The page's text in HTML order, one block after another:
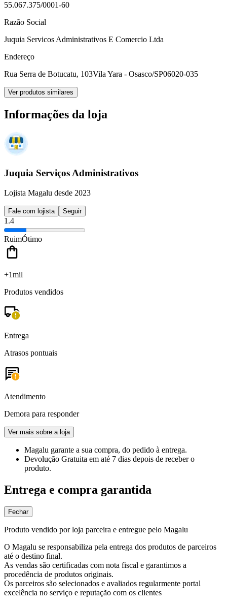
55.067.375/0001-60
Razão Social
Juquia Servicos Administrativos E Comercio Ltda
Endereço
Rua Serra de Botucatu, 103Vila Yara - Osasco/SP06020-035
Ver produtos similares
Informações da loja
Juquia Serviços Administrativos
Lojista Magalu desde 2023
Fale com lojista Seguir
1.4
RuimÓtimo
+1mil
Produtos vendidos
Entrega
Atrasos pontuais
Atendimento
Demora para responder
Ver mais sobre a loja
Magalu garante a sua compra, do pedido à entrega.
Devolução Gratuita em até 7 dias depois de receber o
produto.
Entrega e compra garantida
Fechar
Produto vendido por loja parceira e entregue pelo Magalu
O Magalu se responsabiliza pela entrega dos produtos de parceiros
até o destino final.
As vendas são certificadas com nota fiscal e garantimos a
procedência de produtos originais.
Os parceiros são selecionados e avaliados regularmente portal
excelência no serviço e reputação com os clientes